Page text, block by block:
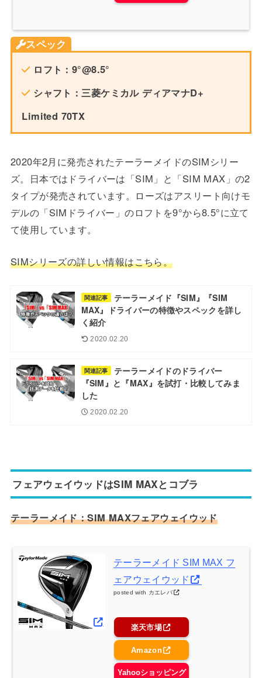
スペック
ロフト：9°@8.5°
シャフト：三菱ケミカル ディアマナD+
Limited 70TX
2020年2月に発売されたテーラーメイドのSIMシリー
ズ。日本ではドライバーは「SIM」と「SIM MAX」の2
タイプが発売されています。ローズはアスリート向けモ
デルの「SIMドライバー」のロフトを9°から8.5°に立て
て使用しています。
SIMシリーズの詳しい情報はこちら。
関連記事
テーラーメイド『SIM』『SIM
MAX』ドライバーの特徴やスペックを詳し
く紹介
2020.02.20
関連記事
テーラーメイドのドライバー
『SIM』と『MAX』を試打・比較してみま
した
2020.02.20
フェアウェイウッドはSIM MAXとコブラ
テーラーメイド：SIM MAXフェアウェイウッド
テーラーメイド SIM MAX フ
ェアウェイウッド
posted with カエレバ
楽天市場
Amazon
Yahooショッピング